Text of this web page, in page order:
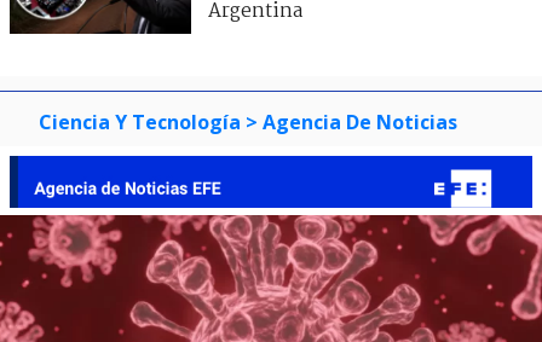
Argentina
Ciencia Y Tecnología > Agencia De Noticias